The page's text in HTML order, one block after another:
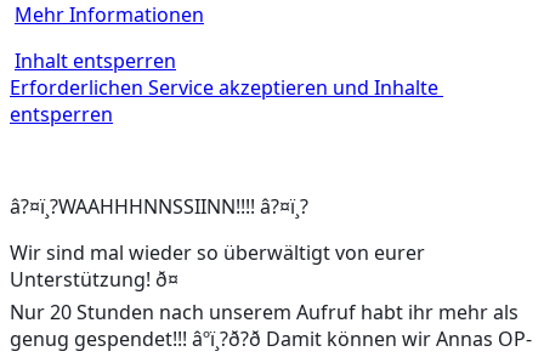
Mehr Informationen
Inhalt entsperren
Erforderlichen Service akzeptieren und Inhalte
entsperren
â?¤ï¸?WAAHHHNNSSIINN!!!! â?¤ï¸?
Wir sind mal wieder so überwältigt von eurer
Unterstützung! ð¤
Nur 20 Stunden nach unserem Aufruf habt ihr mehr als
genug gespendet!!! âºï¸?ð?ð Damit können wir Annas OP-